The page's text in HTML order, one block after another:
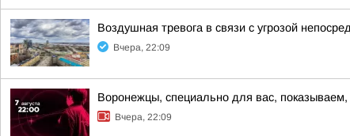
Воздушная тревога в связи с угрозой
Вчера, 22:09
Воронежцы, специально для вас, показываем,
Вчера, 22:09